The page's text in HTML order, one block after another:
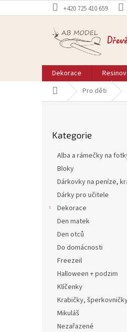
na
+420 725 410 659
Dekorace
Domů Pro děti
kategorie
Kategorie
Alba a rámečky na
Bloky
Dárkovky na peníze,
Dárky pro učitele
Dekorace
Den matek
Den otců
Do domácnosti
Freezeil
Halloween + podzim
Klíčenky
Krabičky,
Mikuláš
Nezařazené